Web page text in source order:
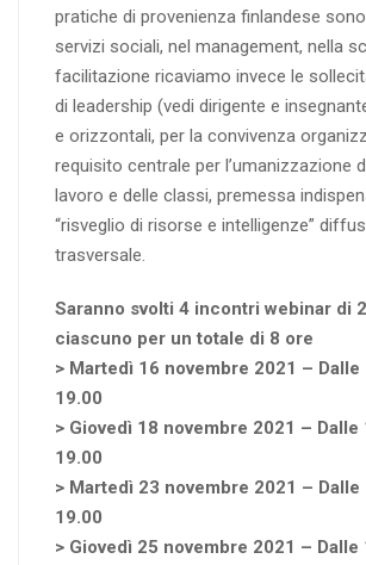
pratiche di provenienza finlandese
servizi sociali, nel management, nella
facilitazione ricaviamo invece le
di leadership (vedi dirigente e
e orizzontali, per la convivenza
requisito centrale per l’umanizzazione
lavoro e delle classi, premessa
“risveglio di risorse e intelligenze”
trasversale.
Saranno svolti 4 incontri webinar di
ciascuno per un totale di 8 ore
> Martedì 16 novembre 2021 – Dalle
19.00
> Giovedì 18 novembre 2021 – Dalle
19.00
> Martedì 23 novembre 2021 – Dalle
19.00
> Giovedì 25 novembre 2021 – Dalle